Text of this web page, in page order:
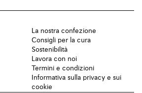
La nostra confezione
Consigli per la cura
Sostenibilità
Lavora con noi
Termini e condizioni
Informativa sulla privacy e sui
cookie